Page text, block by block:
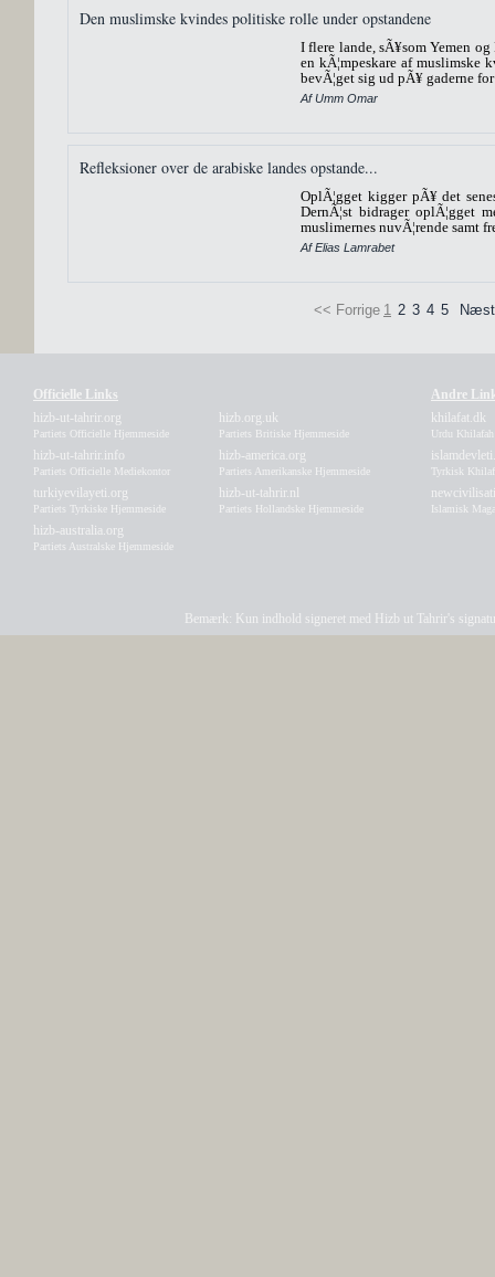
Den muslimske kvindes politiske rolle under opstandene
I flere lande, sÃ¥som Yemen
en kÃ¦mpeskare af muslimske
bevÃ¦get sig ud pÃ¥ gaderne
Af Umm Omar
Refleksioner over de arabiske landes opstande...
OplÃ¦gget kigger pÃ¥ det
DernÃ¦st bidrager oplÃ¦gget
muslimernes nuvÃ¦rende samt
Af Elias Lamrabet
<< Forrige 1 2 3 4 5
Officielle Links
hizb-ut-tahrir.org
Partiets Officielle Hjemmeside
hizb.org.uk
Partiets Britiske Hjemmeside
hizb-ut-tahrir.info
Partiets Officielle Mediekontor
hizb-america.org
Partiets Amerikanske Hjemmeside
turkiyevilayeti.org
Partiets Tyrkiske Hjemmeside
hizb-ut-tahrir.nl
Partiets Hollandske Hjemmeside
hizb-australia.org
Partiets Australske Hjemmeside
Andre
khilafat.dk
Urdu
Tyrkisk
Islamisk
Bemærk: Kun indhold signeret med Hizb ut Tahrir's